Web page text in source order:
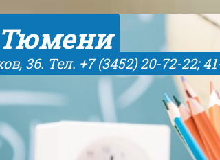
36. Тел. +7 (3452) 20-72-22;